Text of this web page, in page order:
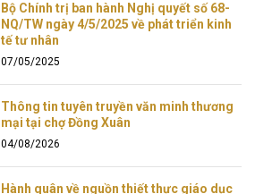
Bộ Chính trị ban hành Nghị quyết số 68-
NQ/TW ngày 4/5/2025 về phát triển kinh
tế tư nhân
07/05/2025
Thông tin tuyên truyền văn minh thương
mại tại chợ Đồng Xuân
04/08/2026
Hành quân về nguồn thiết thực giáo dục